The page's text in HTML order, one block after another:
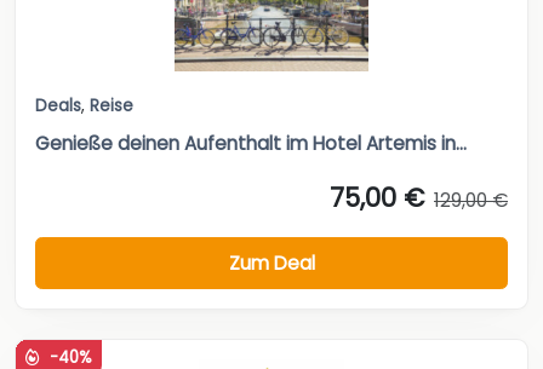
Deals, Reise
Genieße deinen Aufenthalt im Hotel Artemis in...
75,00 € 129,00 €
Zum Deal
-40%